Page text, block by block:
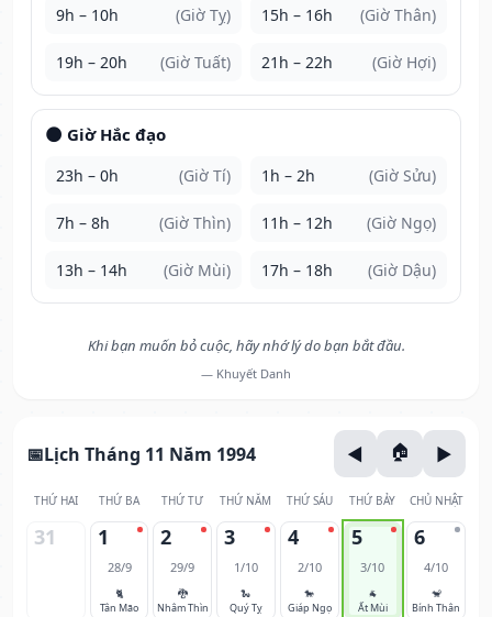
9h – 10h (Giờ Tỵ) 15h – 16h (Giờ Thân)
19h – 20h (Giờ Tuất) 21h – 22h (Giờ Hợi)
🌑 Giờ Hắc đạo
23h – 0h (Giờ Tí) 1h – 2h (Giờ Sửu)
7h – 8h (Giờ Thìn) 11h – 12h (Giờ Ngọ)
13h – 14h (Giờ Mùi) 17h – 18h (Giờ Dậu)
Khi bạn muốn bỏ cuộc, hãy nhớ lý do bạn bắt đầu.
— Khuyết Danh
Lịch Tháng 11 Năm 1994
THỨ HAI THỨ BA THỨ TƯ THỨ NĂM THỨ SÁU THỨ BẢY CHỦ NHẬT
31 1
28/9
🐈
Tân Mão
2
29/9
🐉
Nhâm Thìn
3
1/10
🐍
Quý Tỵ
4
2/10
🐎
Giáp Ngọ
5
3/10
🐐
Ất Mùi
6
4/10
🐒
Bính Thân